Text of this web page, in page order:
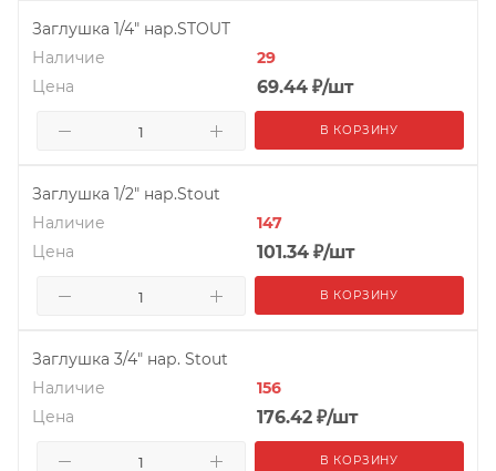
Заглушка 1/4" нар.STOUT
Наличие
29
Цена
69.44 ₽/шт
В КОРЗИНУ
Заглушка 1/2" нар.Stout
Наличие
147
Цена
101.34 ₽/шт
В КОРЗИНУ
Заглушка 3/4" нар. Stout
Наличие
156
Цена
176.42 ₽/шт
В КОРЗИНУ